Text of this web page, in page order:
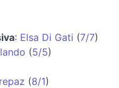
: Elsa Di Gati (7/7)
(5/5)
(8/1)